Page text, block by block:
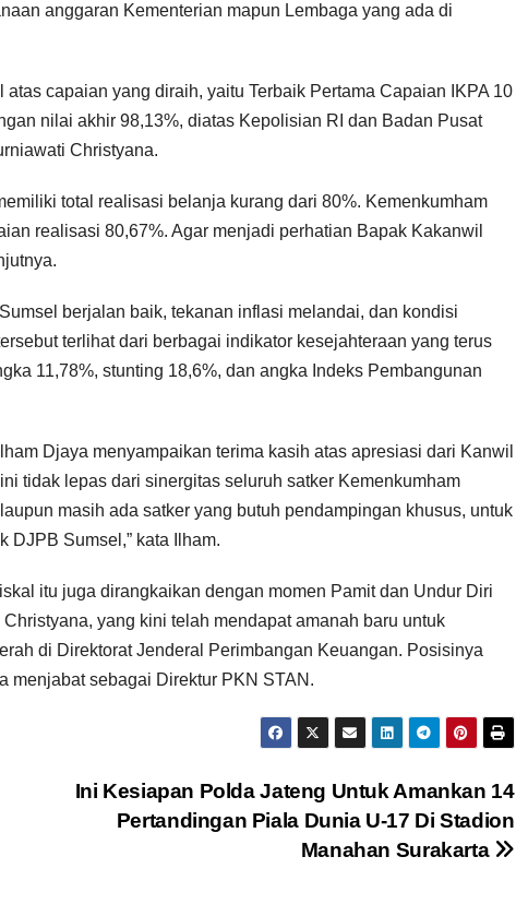
anggaran Kementerian mapun Lembaga yang ada di
capaian yang diraih, yaitu Terbaik Pertama Capaian IKPA 10
nilai akhir 98,13%, diatas Kepolisian RI dan Badan Pusat
Christyana.
total realisasi belanja kurang dari 80%. Kemenkumham
realisasi 80,67%. Agar menjadi perhatian Bapak Kakanwil
berjalan baik, tekanan inflasi melandai, dan kondisi
terlihat dari berbagai indikator kesejahteraan yang terus
11,78%, stunting 18,6%, dan angka Indeks Pembangunan
Djaya menyampaikan terima kasih atas apresiasi dari Kanwil
tidak lepas dari sinergitas seluruh satker Kemenkumham
masih ada satker yang butuh pendampingan khusus, untuk
DJPB Sumsel,” kata Ilham.
itu juga dirangkaikan dengan momen Pamit dan Undur Diri
yang kini telah mendapat amanah baru untuk
di Direktorat Jenderal Perimbangan Keuangan. Posisinya
menjabat sebagai Direktur PKN STAN.
Ini Kesiapan Polda Jateng Untuk Amankan 14
Pertandingan Piala Dunia U-17 Di Stadion
Manahan Surakarta